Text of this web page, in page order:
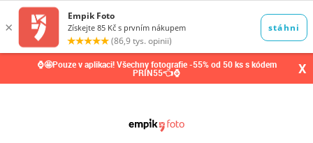
⌚🤩Pouze v aplikaci! Všechny fotografie -55% od 50 ks s kódem
PRIN55👈⌚ X